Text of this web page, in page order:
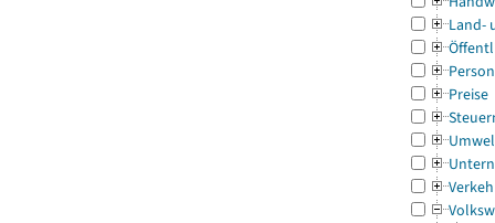
Land-
Preise